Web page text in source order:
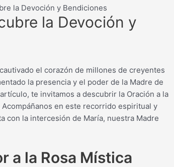
la Devoción y Bendiciones
la Devoción y
el corazón de millones de creyentes
la presencia y el poder de la Madre de
te invitamos a descubrir la Oración a la
en este recorrido espiritual y
con la intercesión de María, nuestra Madre
a la Rosa Mística